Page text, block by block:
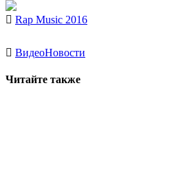
Rap Music 2016
ВидеоНовости
Читайте также